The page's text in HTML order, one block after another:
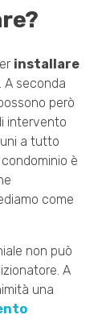
installare
. A seconda
però
intervento
a tutto
è
come
non può
A
una